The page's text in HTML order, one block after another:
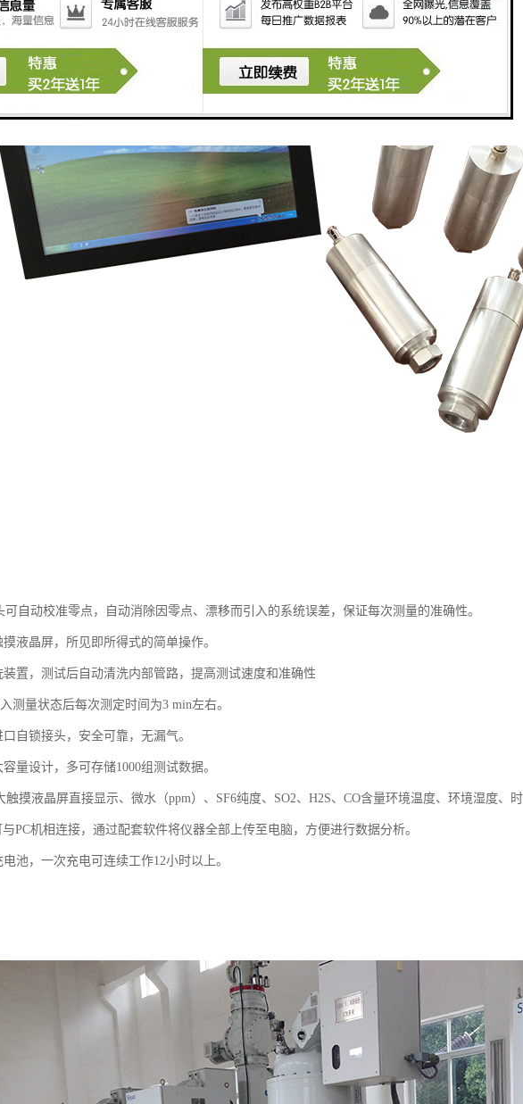
可自动校准零点，自动消除因零点、漂移而引入的系统误差，保证每次测量的准确性。
液晶屏，所见即所得式的简单操作。
置，测试后自动清洗内部管路，提高测试速度和准确性
测量状态后每次测定时间为3 min左右。
自锁接头，安全可靠，无漏气。
量设计，多可存储1000组测试数据。
触摸液晶屏直接显示、微水（ppm）、SF6纯度、SO2、H2S、CO含量环境温度、环境湿度、
PC机相连接，通过配套软件将仪器全部上传至电脑，方便进行数据分析。
池，一次充电可连续工作12小时以上。